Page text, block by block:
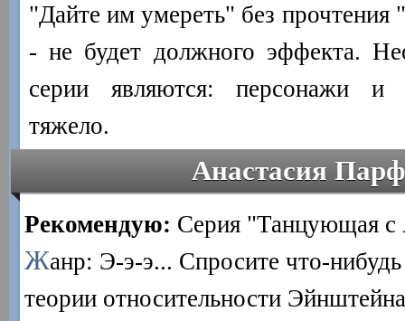
"Дайте им умереть" без прочтения
- не будет должного эффекта.
серии являются: персонажи и
тяжело.
Анастасия
Рекомендую: Серия "Танцующая с
Жанр: Э-э-э... Спросите что-
теории относительности